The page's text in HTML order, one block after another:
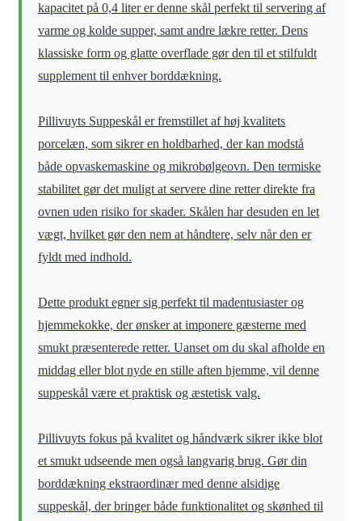
kapacitet på 0,4 liter er denne skål perfekt til servering af
varme og kolde supper, samt andre lækre retter. Dens
klassiske form og glatte overflade gør den til et stilfuldt
supplement til enhver borddækning.
Pillivuyts Suppeskål er fremstillet af høj kvalitets
porcelæn, som sikrer en holdbarhed, der kan modstå
både opvaskemaskine og mikrobølgeovn. Den termiske
stabilitet gør det muligt at servere dine retter direkte fra
ovnen uden risiko for skader. Skålen har desuden en let
vægt, hvilket gør den nem at håndtere, selv når den er
fyldt med indhold.
Dette produkt egner sig perfekt til madentusiaster og
hjemmekokke, der ønsker at imponere gæsterne med
smukt præsenterede retter. Uanset om du skal afholde en
middag eller blot nyde en stille aften hjemme, vil denne
suppeskål være et praktisk og æstetisk valg.
Pillivuyts fokus på kvalitet og håndværk sikrer ikke blot
et smukt udseende men også langvarig brug. Gør din
borddækning ekstraordinær med denne alsidige
suppeskål, der bringer både funktionalitet og skønhed til